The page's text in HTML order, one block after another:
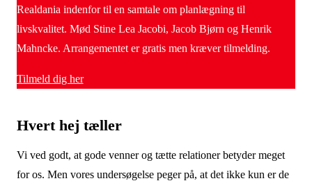
Realdania indenfor til en samtale om planlægning til
livskvalitet. Mød Stine Lea Jacobi, Jacob Bjørn og Henrik
Mahncke. Arrangementet er gratis men kræver tilmelding.
Tilmeld dig her
Hvert hej tæller
Vi ved godt, at gode venner og tætte relationer betyder meget
for os. Men vores undersøgelse peger på, at det ikke kun er de